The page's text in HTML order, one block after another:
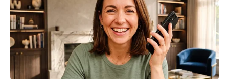
Why this ordinary drink is the secret to feeling your
best every day